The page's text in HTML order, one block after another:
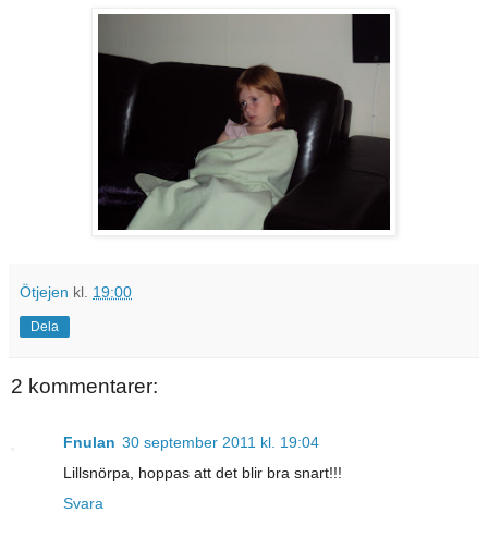
Ötjejen kl. 19:00
Dela
2 kommentarer:
Fnulan 30 september 2011 kl. 19:04
Lillsnörpa, hoppas att det blir bra snart!!!
Svara